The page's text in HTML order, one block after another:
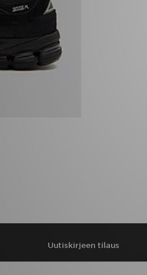
Uutiskirjeen tilaus